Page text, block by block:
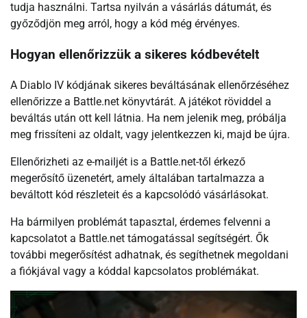
tudja használni. Tartsa nyilván a vásárlás dátumát, és
győződjön meg arról, hogy a kód még érvényes.
Hogyan ellenőrizzük a sikeres kódbevételt
A Diablo IV kódjának sikeres beváltásának ellenőrzéséhez
ellenőrizze a Battle.net könyvtárát. A játékot röviddel a
beváltás után ott kell látnia. Ha nem jelenik meg, próbálja
meg frissíteni az oldalt, vagy jelentkezzen ki, majd be újra.
Ellenőrizheti az e-mailjét is a Battle.net-től érkező
megerősítő üzenetért, amely általában tartalmazza a
beváltott kód részleteit és a kapcsolódó vásárlásokat.
Ha bármilyen problémát tapasztal, érdemes felvenni a
kapcsolatot a Battle.net támogatással segítségért. Ők
további megerősítést adhatnak, és segíthetnek megoldani
a fiókjával vagy a kóddal kapcsolatos problémákat.